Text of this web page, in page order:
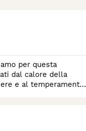
dal calore della